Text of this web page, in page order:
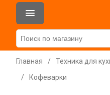
Главная / Техника для
/
Кофеварки